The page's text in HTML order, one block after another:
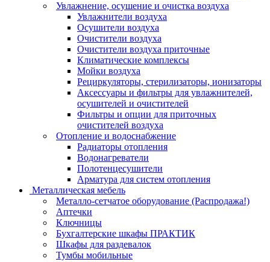
Увлажнение, осушение и очистка воздуха
Увлажнители воздуха
Осушители воздуха
Очистители воздуха
Очистители воздуха приточные
Климатические комплексы
Мойки воздуха
Рециркуляторы, стерилизаторы, ионизаторы
Аксессуары и фильтры для увлажнителей,
осушителей и очистителей
Фильтры и опции для приточных
очистителей воздуха
Отопление и водоснабжение
Радиаторы отопления
Водонагреватели
Полотенцесушители
Арматура для систем отопления
Металлическая мебель
Металло-сетчатое оборудование (Распродажа!)
Аптечки
Ключницы
Бухгалтерские шкафы ПРАКТИК
Шкафы для раздевалок
Тумбы мобильные